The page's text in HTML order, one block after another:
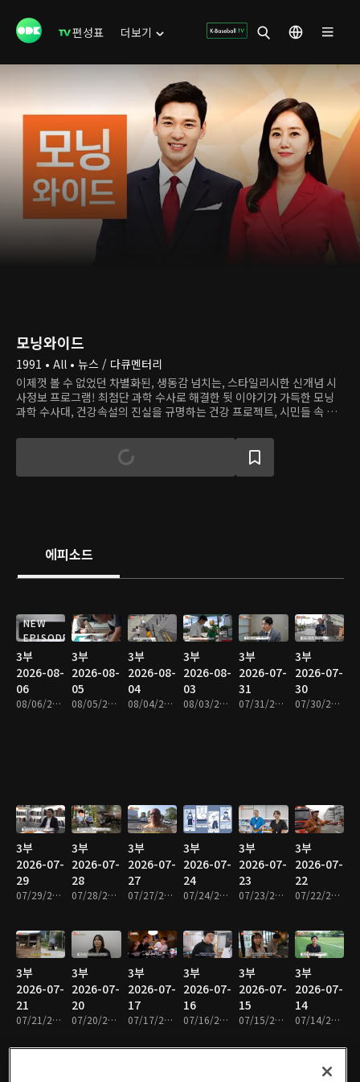
편성표 더보기
모닝와이드
1991 • All • 뉴스 / 다큐멘터리
이제껏 볼 수 없었던 차별화된, 생동감 넘치는, 스타일리시한 신개념 시
사정보 프로그램! 최첨단 과학 수사로 해결한 뒷 이야기가 가득한 모닝
과학 수사대, 건강속설의 진실을 규명하는 건강 프로젝트, 시민들 속 용
연다.
에피소드
NEW
EPISODE
3부
2026-08-
06
08/06/2026 • 48분
3부
2026-08-
05
08/05/2026 • 48분
3부
2026-08-
04
08/04/2026 • 47분
3부
2026-08-
03
08/03/2026 • 48분
3부
2026-07-
31
07/31/2026 • 47분
3부
2026-07-
30
07/30/2026 • 47분
3부
2026-07-
29
07/29/2026 • 48분
3부
2026-07-
28
07/28/2026 • 48분
3부
2026-07-
27
07/27/2026 • 48분
3부
2026-07-
24
07/24/2026 • 47분
3부
2026-07-
23
07/23/2026 • 48분
3부
2026-07-
22
07/22/2026 • 48분
3부
2026-07-
21
07/21/2026 • 48분
3부
2026-07-
20
07/20/2026 • 48분
3부
2026-07-
17
07/17/2026 • 47분
3부
2026-07-
16
07/16/2026 • 48분
3부
2026-07-
15
07/15/2026 • 48분
3부
2026-07-
14
07/14/2026 • 46분